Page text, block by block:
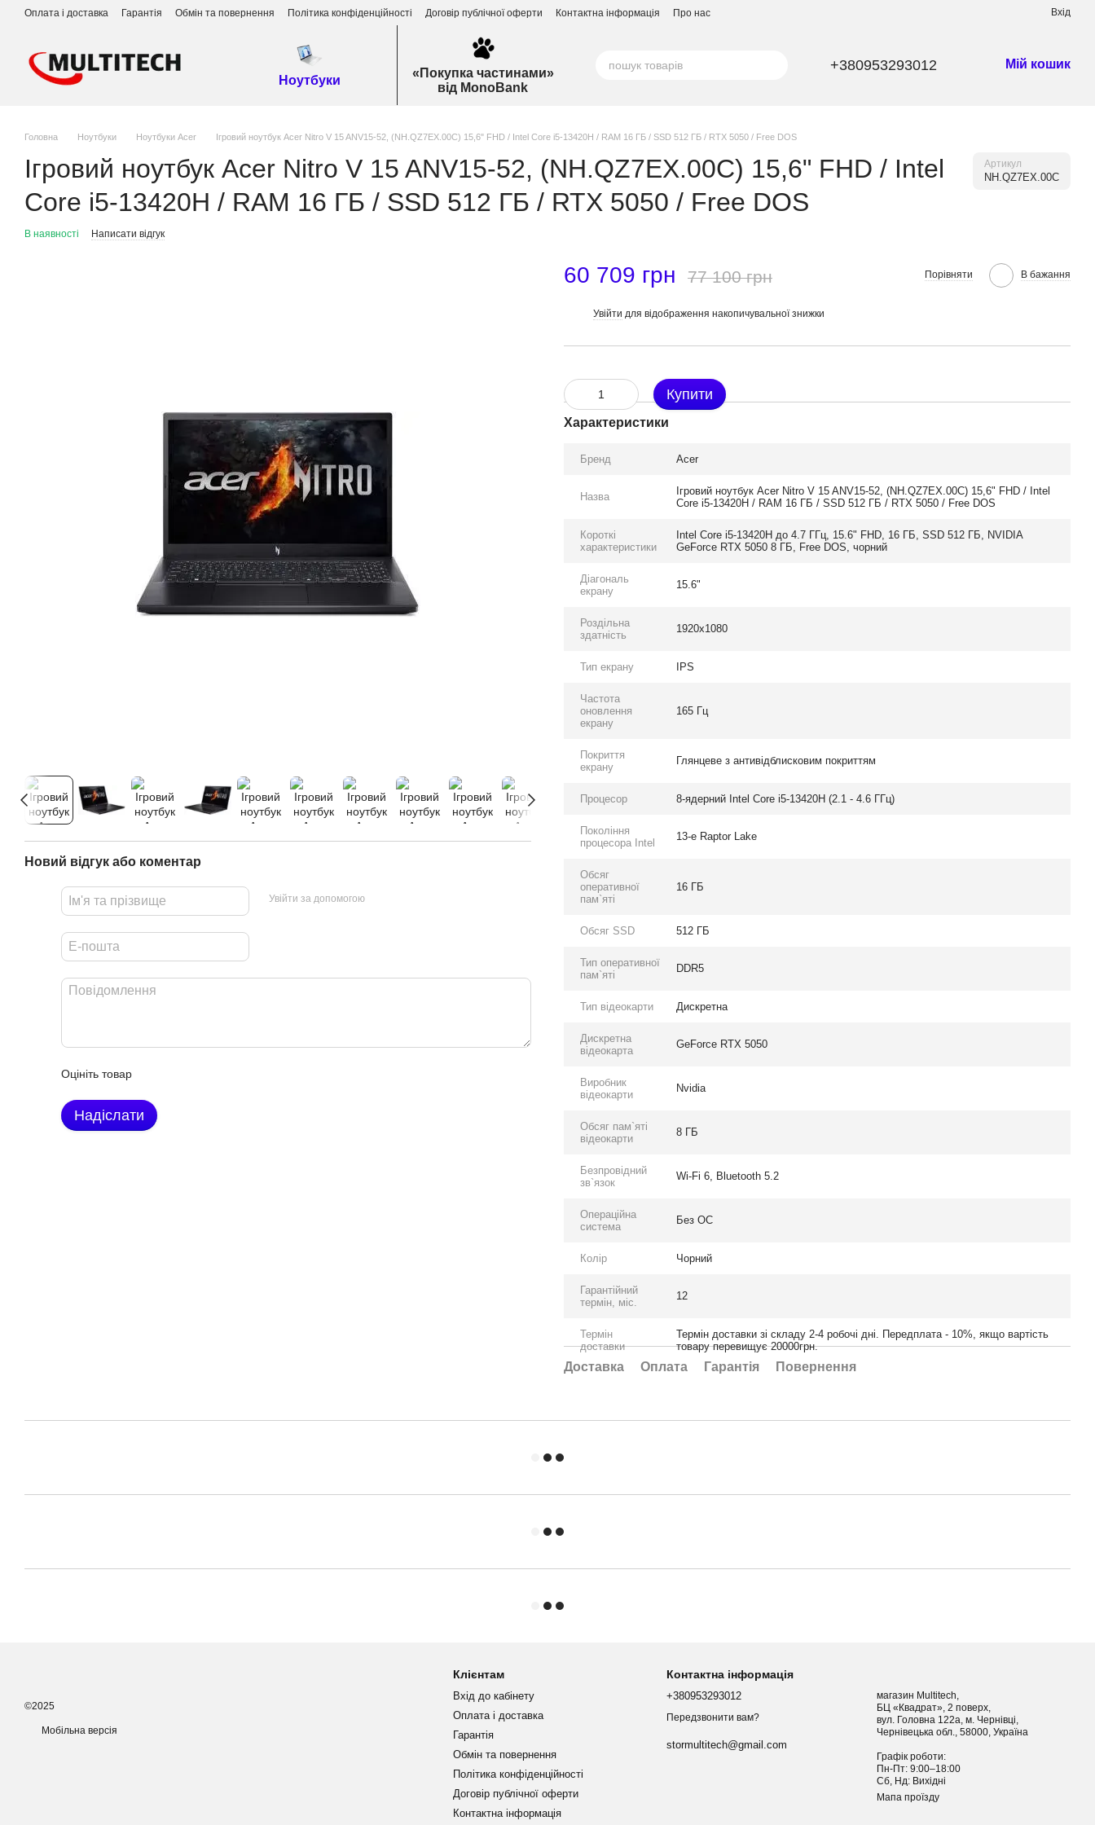
Перейти до основного контенту
Оплата і доставка Гарантія Обмін та повернення Політика конфіденційності Договір публічної оферти Контактна інформація Про нас Вхід
Ноутбуки
«Покупка частинами»
від MonoBank
+380953293012 Мій кошик
Головна Ноутбуки Ноутбуки Acer Ігровий ноутбук Acer Nitro V 15 ANV15-52, (NH.QZ7EX.00C) 15,6" FHD / Intel Core i5-13420H / RAM 16 ГБ / SSD 512 ГБ / RTX 5050 / Free DOS
Ігровий ноутбук Acer Nitro V 15 ANV15-52, (NH.QZ7EX.00C) 15,6" FHD / Intel
Core i5-13420H / RAM 16 ГБ / SSD 512 ГБ / RTX 5050 / Free DOS
Артикул
NH.QZ7EX.00C
В наявності Написати відгук
Новий відгук або коментар
Увійти за допомогою
Оцініть товар
Надіслати
60 709 грн 77 100 грн Порівняти В бажання
Увійти для відображення накопичувальної знижки
Купити
Характеристики
Бренд Acer
Назва
Ігровий ноутбук Acer Nitro V 15 ANV15-52, (NH.QZ7EX.00C) 15,6" FHD / Intel
Core i5-13420H / RAM 16 ГБ / SSD 512 ГБ / RTX 5050 / Free DOS
Короткі
характеристики
Intel Core i5-13420H до 4.7 ГГц, 15.6" FHD, 16 ГБ, SSD 512 ГБ, NVIDIA
GeForce RTX 5050 8 ГБ, Free DOS, чорний
Діагональ
екрану
15.6"
Роздільна
здатність
1920x1080
Тип екрану IPS
Частота
оновлення
екрану
165 Гц
Покриття
екрану
Глянцеве з антивідблисковим покриттям
Процесор 8-ядерний Intel Core i5-13420H (2.1 - 4.6 ГГц)
Покоління
процесора Intel
13-е Raptor Lake
Обсяг
оперативної
пам`яті
16 ГБ
Обсяг SSD 512 ГБ
Тип оперативної
пам`яті
DDR5
Тип відеокарти Дискретна
Дискретна
відеокарта
GeForce RTX 5050
Виробник
відеокарти
Nvidia
Обсяг пам`яті
відеокарти
8 ГБ
Безпровідний
зв`язок
Wi-Fi 6, Bluetooth 5.2
Операційна
система
Без ОС
Колір Чорний
Гарантійний
термін, міс.
12
Термін
доставки
Термін доставки зі складу 2-4 робочі дні. Передплата - 10%, якщо вартість
товару перевищує 20000грн.
Доставка Оплата Гарантія Повернення
©2025
Мобільна версія
Клієнтам
Вхід до кабінету
Оплата і доставка
Гарантія
Обмін та повернення
Політика конфіденційності
Договір публічної оферти
Контактна інформація
Контактна інформація
+380953293012
Передзвонити вам?
stormultitech@gmail.com
магазин Multitech,
БЦ «Квадрат», 2 поверх,
вул. Головна 122а, м. Чернівці,
Чернівецька обл., 58000, Україна
Графік роботи:
Пн-Пт: 9:00–18:00
Сб, Нд: Вихідні
Мапа проїзду